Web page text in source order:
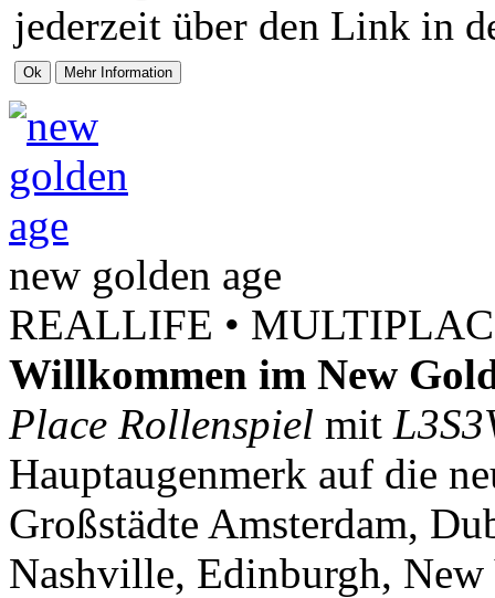
jederzeit über den Link in
new golden age
REALLIFE •
Willkommen im New
Place Rollenspiel mit
Hauptaugenmerk auf die
Großstädte Amsterdam,
Nashville, Edinburgh,